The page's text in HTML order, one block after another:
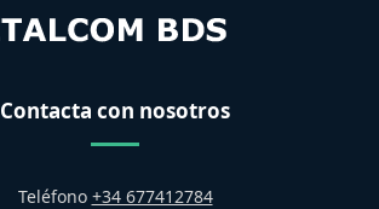
Contacta con nosotros
Teléfono +34 677412784